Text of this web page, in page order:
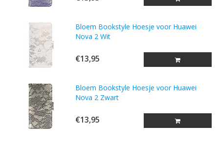
Bloem Bookstyle Hoesje voor Huawei
Nova 2 Wit
€13,95
Bloem Bookstyle Hoesje voor Huawei
Nova 2 Zwart
€13,95